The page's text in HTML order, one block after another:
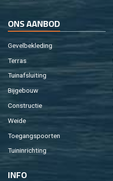
ONS AAN­BOD
Ge­vel­be­kle­ding
Ter­ras
Tuin­af­slui­ting
Bij­ge­bouw
Con­struc­tie
Weide
Toe­gangs­poor­ten
Tuin­in­rich­ting
INFO